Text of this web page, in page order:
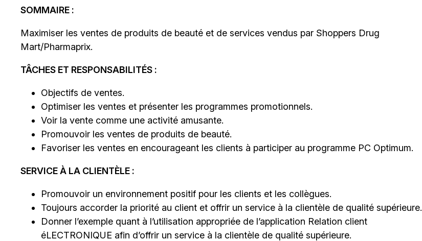
SOMMAIRE :
Maximiser les ventes de produits de beauté et de services vendus par Shoppers Drug
Mart/Pharmaprix.
TÂCHES ET RESPONSABILITÉS :
Objectifs de ventes.
Optimiser les ventes et présenter les programmes promotionnels.
Voir la vente comme une activité amusante.
Promouvoir les ventes de produits de beauté.
Favoriser les ventes en encourageant les clients à participer au programme PC Optimum.
SERVICE À LA CLIENTÈLE :
Promouvoir un environnement positif pour les clients et les collègues.
Toujours accorder la priorité au client et offrir un service à la clientèle de qualité supérieure.
Donner l’exemple quant à l’utilisation appropriée de l’application Relation client
éLECTRONIQUE afin d’offrir un service à la clientèle de qualité supérieure.